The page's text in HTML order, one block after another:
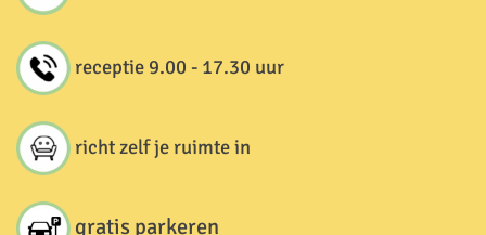
receptie 9.00 - 17.30 uur
richt zelf je ruimte in
gratis parkeren